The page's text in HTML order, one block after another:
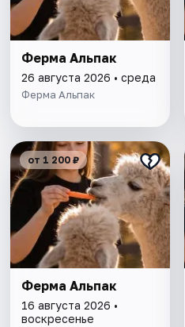
Ферма Альпак
26 августа 2026 • среда
Ферма Альпак
от 1 200 ₽
Ферма Альпак
16 августа 2026 •
воскресенье